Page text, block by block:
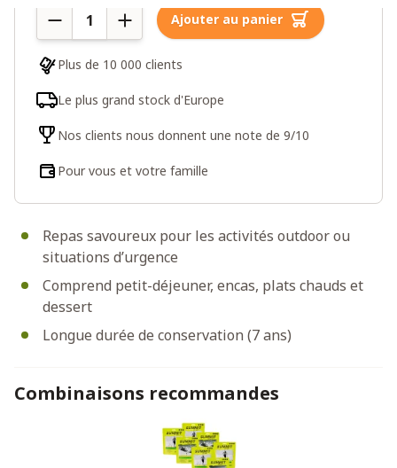
Repas savoureux pour les activités outdoor ou
situations d’urgence
Comprend petit-déjeuner, encas, plats chauds et
dessert
Longue durée de conservation (7 ans)
Quantité Ajouter au panier
Plus de 10 000 clients
Le plus grand stock d'Europe
Nos clients nous donnent une note de 9/10
Pour vous et votre famille
Combinaisons recommandes